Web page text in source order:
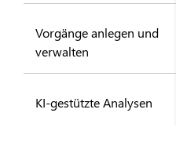
Vorgänge anlegen und
verwalten
KI-gestützte Analysen